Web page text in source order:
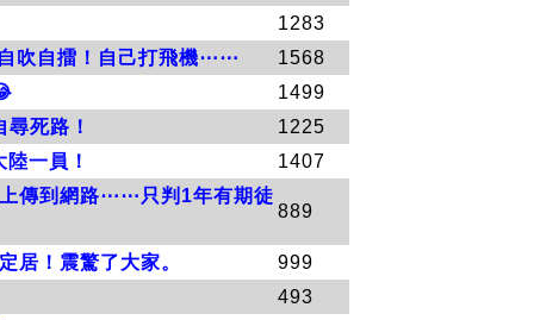
1283
自吹自擂！自己打飛機⋯⋯
1568
1499
死路！
1225
一員！
1407
上傳到網路⋯⋯只判1年有期徒
889
居！震驚了大家。
999
493